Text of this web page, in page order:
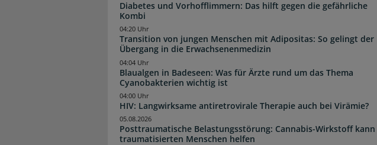
Diabetes und Vorhofflimmern: Das hilft gegen die gefährliche
Kombi
Transition von jungen Menschen mit Adipositas: So gelingt der
Übergang in die Erwachsenenmedizin
04:20 Uhr
Blaualgen in Badeseen: Was für Ärzte rund um das Thema
Cyanobakterien wichtig ist
04:04 Uhr
HIV: Langwirksame antiretrovirale Therapie auch bei Virämie?
04:00 Uhr
Posttraumatische Belastungsstörung: Cannabis-Wirkstoff kann
traumatisierten Menschen helfen
05.08.2026